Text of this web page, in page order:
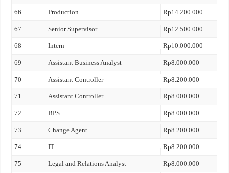
66 Production Rp14.200.000
67 Senior Supervisor Rp12.500.000
68 Intern Rp10.000.000
69 Assistant Business Analyst Rp8.000.000
70 Assistant Controller Rp8.200.000
71 Assistant Controller Rp8.000.000
72 BPS Rp8.000.000
73 Change Agent Rp8.200.000
74 IT Rp8.200.000
75 Legal and Relations Analyst Rp8.000.000